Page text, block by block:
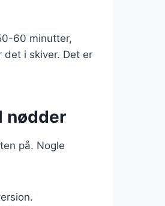
60 minutter,
i skiver. Det er
nødder
på. Nogle